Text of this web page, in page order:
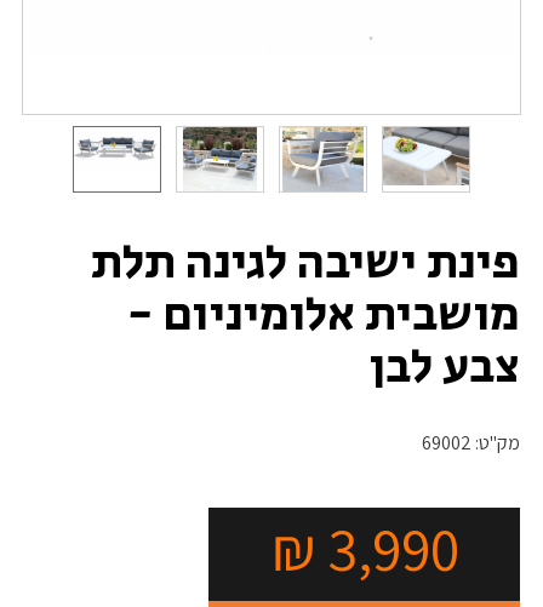
פינת ישיבה לגינה תלת
מושבית אלומיניום -
צבע לבן
מק"ט: 69002
3,990
₪